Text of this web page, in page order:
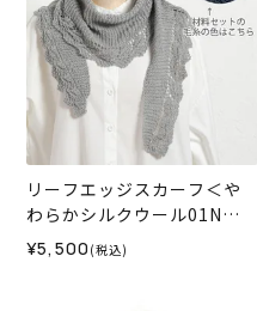
リーフエッジスカーフ＜や
わらかシルクウール01N＞
（編み物 材料セット）
¥5,500 (税込)